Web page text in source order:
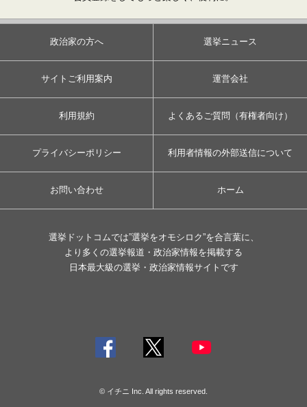
政治家の方へ 選挙ニュース
サイトご利用案内 運営会社
利用規約 よくあるご質問（有権者向け）
プライバシーポリシー 利用者情報の外部送信について
お問い合わせ ホーム
選挙ドットコムでは”選挙をオモシロク”を合言葉に、
より多くの選挙報道・政治家情報を掲載する
日本最大級の選挙・政治家情報サイトです
© イチニ Inc. All rights reserved.